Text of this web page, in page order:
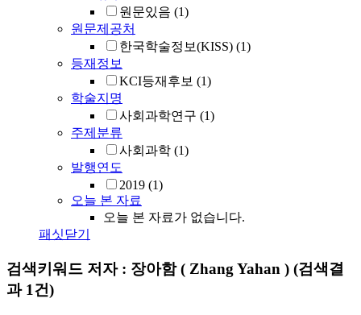
원문있음 (1)
원문제공처
한국학술정보(KISS) (1)
등재정보
KCI등재후보 (1)
학술지명
사회과학연구 (1)
주제분류
사회과학 (1)
발행연도
2019 (1)
오늘 본 자료
오늘 본 자료가 없습니다.
패싯닫기
검색키워드 저자 : 장아함 ( Zhang Yahan ) (검색결
과 1건)